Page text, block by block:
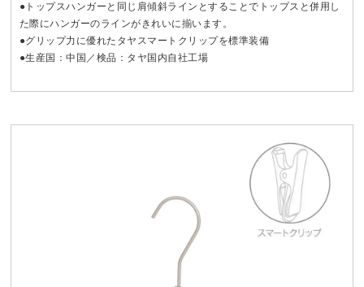
●トップスハンガーと同じ肩傾斜ラインとすることでトップスと併用し
た際にハンガーのラインがきれいに揃います。
●グリップ力に優れたタヤスマートクリップを標準装備
●生産国：中国／検品：タヤ国内自社工場